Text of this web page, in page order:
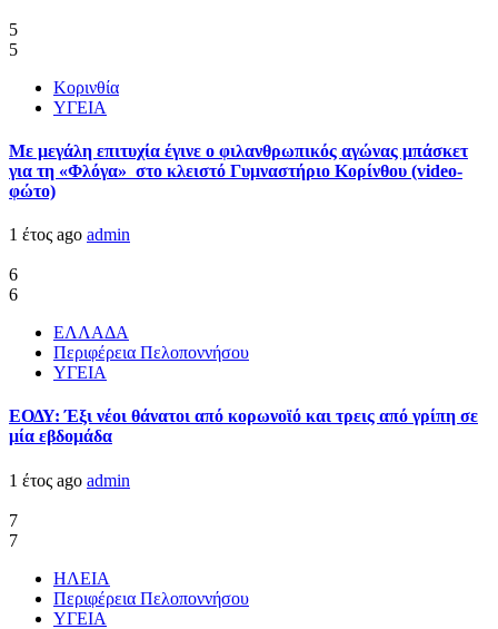
5
5
Κορινθία
ΥΓΕΙΑ
Με μεγάλη επιτυχία έγινε ο φιλανθρωπικός αγώνας μπάσκετ
για τη «Φλόγα» στο κλειστό Γυμναστήριο Κορίνθου (video-
φώτο)
1 έτος ago admin
6
6
ΕΛΛΑΔΑ
Περιφέρεια Πελοποννήσου
ΥΓΕΙΑ
ΕΟΔΥ: Έξι νέοι θάνατοι από κορωνοϊό και τρεις από γρίπη σε
μία εβδομάδα
1 έτος ago admin
7
7
ΗΛΕΙΑ
Περιφέρεια Πελοποννήσου
ΥΓΕΙΑ